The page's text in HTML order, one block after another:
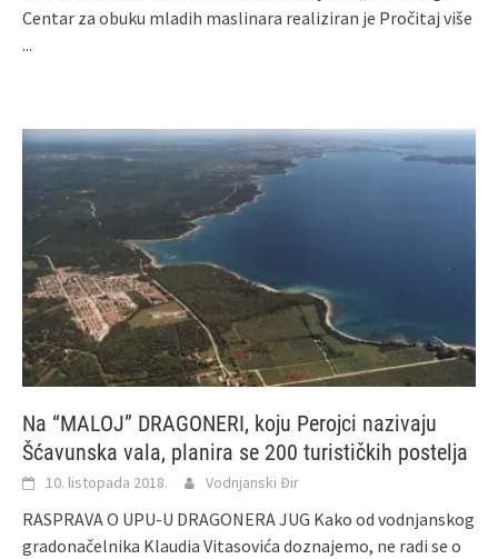
Centar za obuku mladih maslinara realiziran je Pročitaj više
...
Na “MALOJ” DRAGONERI, koju Perojci nazivaju
Šćavunska vala, planira se 200 turističkih postelja
10. listopada 2018. Vodnjanski Đir
RASPRAVA O UPU-U DRAGONERA JUG Kako od vodnjanskog
gradonačelnika Klaudia Vitasovića doznajemo, ne radi se o